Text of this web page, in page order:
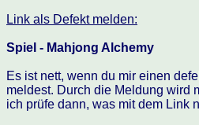
Link als Defekt melden:
Spiel - Mahjong Alchemy
Es ist nett, wenn du mir einen
meldest. Durch die Meldung wird
ich prüfe dann, was mit dem Link